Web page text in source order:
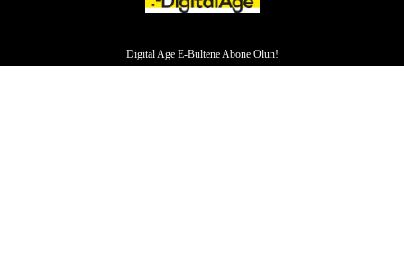
Digital Age E-Bültene Abone Olun!